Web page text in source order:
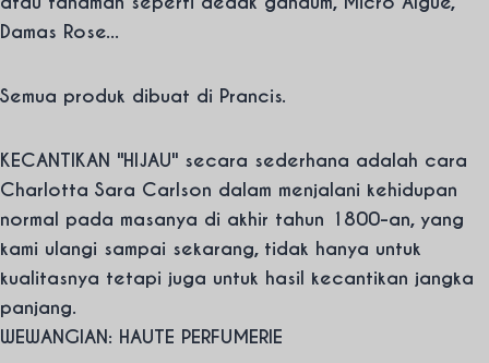
Damas Rose...
Semua produk dibuat di Prancis.
KECANTIKAN "HIJAU" secara sederhana adalah cara
Charlotta Sara Carlson dalam menjalani kehidupan
normal pada masanya di akhir tahun 1800-an, yang
kami ulangi sampai sekarang, tidak hanya untuk
kualitasnya tetapi juga untuk hasil kecantikan jangka
panjang.
WEWANGIAN: HAUTE PERFUMERIE